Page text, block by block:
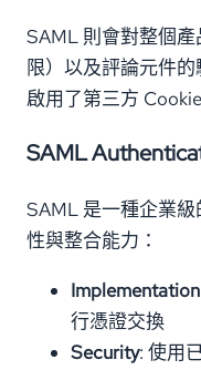
SAML 則會對整個
限）以及評論元件
啟用了第三方
SAML
SAML 是一種企業
性與整合能力：
Implementation
行憑證交換
Security: 使用